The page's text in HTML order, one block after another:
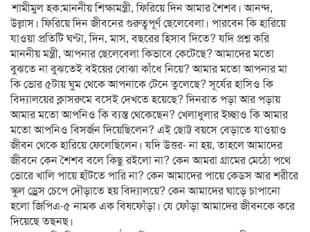
শামীমুল হক:মাননীয় শিক্ষামন্ত্রী, ফিরিয়ে দিন আমার শৈশব। আনন্দ,
উল্লাস। ফিরিয়ে দিন জীবনের গুরুত্বপূর্ণ ছেলেবেলা। পারবেন কি হারিয়ে
যাওয়া প্রতিটি ঘণ্টা, দিন, মাস, বছরের হিসাব দিতে? যদি প্রশ্ন করি
মাননীয় মন্ত্রী, আপনার ছেলেবেলা কিভাবে কেটেছে? আমাদের মতো
বুঝতে না বুঝতেই বইয়ের বোঝা কাঁধে নিয়ে? আমার মতো আপনার মা
কি ভোর ৫টায় ঘুম থেকে আপনাকে টেনে তুলেছে? সূর্যের হাসিও কি
বিদ্যালয়ের ক্লাসরুমে বসেই দেখতে হয়েছে? দিনরাত পড়া আর পড়ায়
আমার মতো আপনিও কি ব্যস্ত থেকেছেন? খেলাধুলার ইচ্ছাও কি আমার
মতো আপনিও বিসর্জন দিয়েছিলেন? এই ছোট্ট বয়সে বেড়াতে যাওয়াও
জীবন থেকে হারিয়ে ফেলেছিলেন। যদি উত্তর- না হয়, তাহলে আমাদের
জীবনে কেন শৈশব বলে কিছু রইলো না? কেন আমরা গ্রামের মেঠো পথে
ভোরে খালি পায়ে হাঁটতে পারি না? কেন আমাদের পায়ে কেডস আর শরীরে
স্কুল ড্রেস চেপে দৌড়াতে হয় বিদ্যালয়ে? কেন আমাদের ঘাড়ে চাপানো
হলো জিপিএ-৫ নামক এক বিষফোঁড়া। যে ফোঁড়া আমাদের জীবনকে করে
দিয়েছে তছনছ।